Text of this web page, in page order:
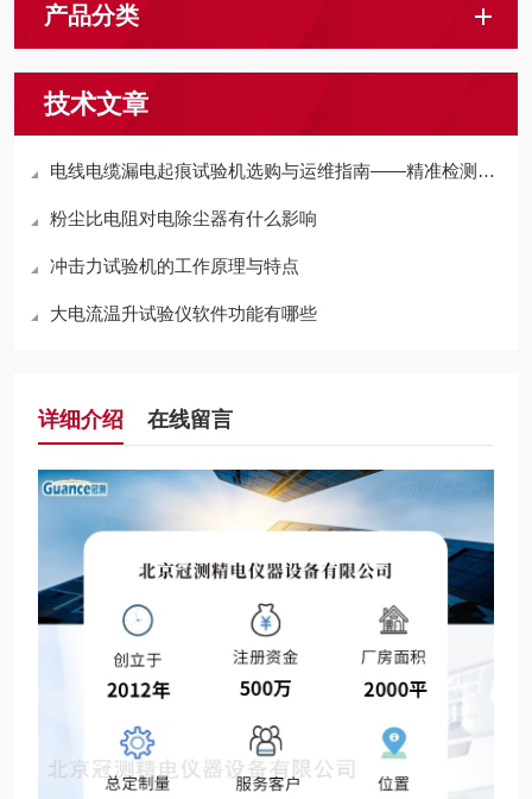
产品分类
技术文章
电线电缆漏电起痕试验机选购与运维指南——精准检测的双重保障
粉尘比电阻对电除尘器有什么影响
冲击力试验机的工作原理与特点
大电流温升试验仪软件功能有哪些
详细介绍 在线留言